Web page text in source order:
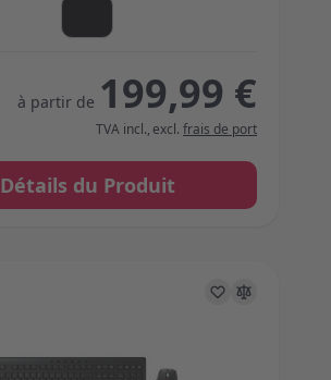
à partir de 199,99 €
TVA incl., excl. frais de port
Détails du Produit